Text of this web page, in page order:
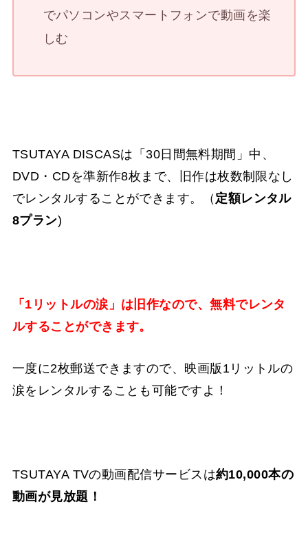
でパソコンやスマートフォンで動画を楽
しむ
TSUTAYA DISCASは「30日間無料期間」中、
DVD・CDを準新作8枚まで、旧作は枚数制限なし
でレンタルすることができます。（ 定額レンタル
8プラン)
「1リットルの涙」は旧作なので、無料でレンタ
ルすることができます。
一度に2枚郵送できますので、映画版1リットルの
涙をレンタルすることも可能ですよ！
TSUTAYA TVの動画配信サービスは約10,000本の
動画が見放題！